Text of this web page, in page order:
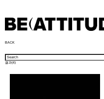
BACK
결과(4)